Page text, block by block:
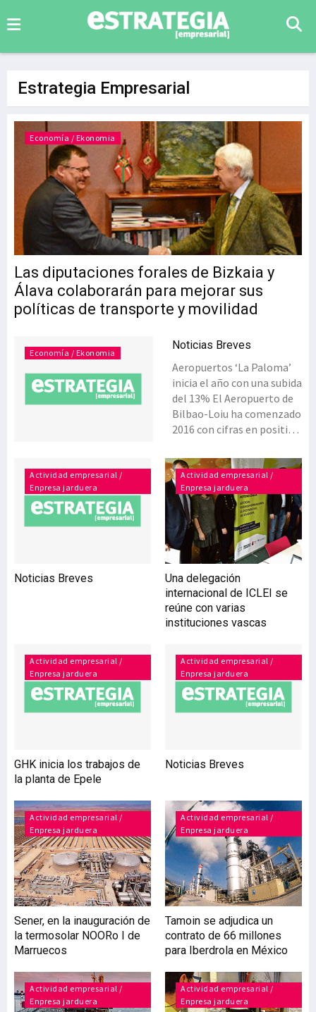
Estrategia Empresarial
Las diputaciones forales de Bizkaia y
Álava colaborarán para mejorar sus
políticas de transporte y movilidad
Economía / Ekonomia
Economía / Ekonomia
Noticias Breves
Aeropuertos ‘La Paloma’
inicia el año con una subida
del 13% El Aeropuerto de
Bilbao-Loiu ha comenzado
2016 con cifras en positivo,
El tráfico de pasajeros
creció un 13% en enero,
hasta los 260.244
pasajeros. En el primer
mes del año aumentaron
en ‘La Paloma’ tanto la
cifra de pasajeros de
11%), como
internacionales, que han
crecido cerca del 18%. Las
operaciones de aterrizaje y
Construcción Sestao Berri
construirá 27 nuevas
viviendas en la calle
libres) en la calle Txab
Actividad empresarial /
Enpresa jarduera
Noticias Breves
Actividad empresarial /
Enpresa jarduera
Una delegación
internacional de ICLEI se
reúne con varias
instituciones vascas
Actividad empresarial /
Enpresa jarduera
GHK inicia los trabajos de
la planta de Epele
Actividad empresarial /
Enpresa jarduera
Noticias Breves
Actividad empresarial /
Enpresa jarduera
Sener, en la inauguración de
la termosolar NOORo I de
Marruecos
Actividad empresarial /
Enpresa jarduera
Tamoin se adjudica un
contrato de 66 millones
para Iberdrola en México
Actividad empresarial /
Enpresa jarduera
Actividad empresarial /
Enpresa jarduera